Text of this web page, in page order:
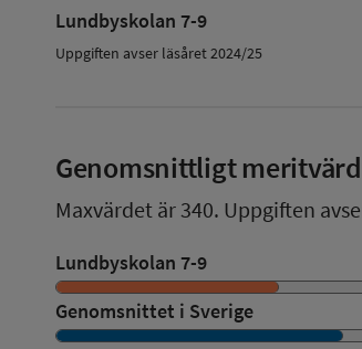
Lundbyskolan 7-9
Uppgiften avser läsåret 2024/25
Genomsnittligt
Maxvärdet är 340. Uppgiften
Lundbyskolan 7-9
Genomsnittet i Sverige